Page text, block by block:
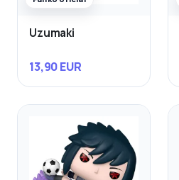
Uzumaki
13,90 EUR